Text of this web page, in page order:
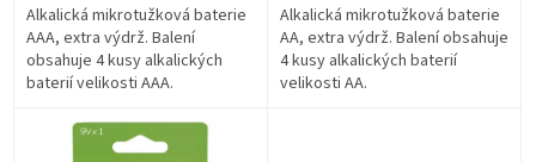
Alkalická mikrotužková baterie
AAA, extra výdrž. Balení
obsahuje 4 kusy alkalických
baterií velikosti AAA.
Alkalická mikrotužková baterie
AA, extra výdrž. Balení obsahuje
4 kusy alkalických baterií
velikosti AA.